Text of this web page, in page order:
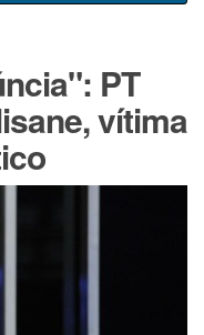
PT
vítima